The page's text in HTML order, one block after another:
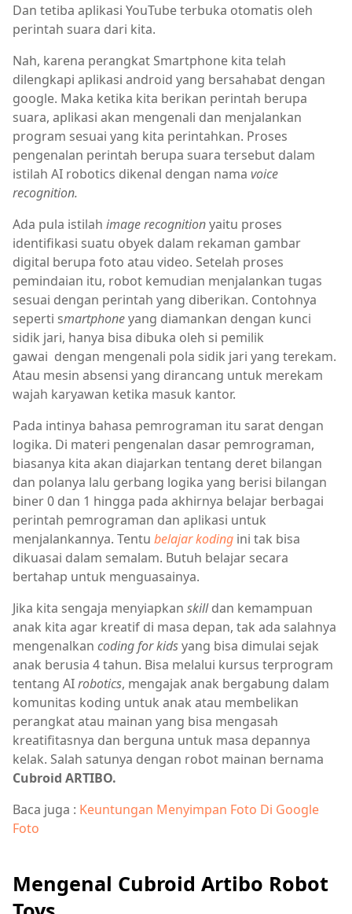
Dan tetiba aplikasi YouTube terbuka otomatis oleh
perintah suara dari kita.
Nah, karena perangkat Smartphone kita telah
dilengkapi aplikasi android yang bersahabat dengan
google. Maka ketika kita berikan perintah berupa
suara, aplikasi akan mengenali dan menjalankan
program sesuai yang kita perintahkan. Proses
pengenalan perintah berupa suara tersebut dalam
istilah AI robotics dikenal dengan nama voice
recognition.
Ada pula istilah image recognitionyaitu proses
identifikasi suatu obyek dalam rekaman gambar
digital berupa foto atau video. Setelah proses
pemindaian itu, robot kemudian menjalankan tugas
sesuai dengan perintah yang diberikan. Contohnya
seperti smartphoneyang diamankan dengan kunci
sidik jari, hanya bisa dibuka oleh si pemilik
gawai dengan mengenali pola sidik jari yang terekam.
Atau mesin absensi yang dirancang untuk merekam
wajah karyawan ketika masuk kantor.
Pada intinya bahasa pemrograman itu sarat dengan
logika. Di materi pengenalan dasar pemrograman,
biasanya kita akan diajarkan tentang deret bilangan
dan polanya lalu gerbang logika yang berisi bilangan
biner 0 dan 1 hingga pada akhirnya belajar berbagai
perintah pemrograman dan aplikasi untuk
menjalankannya. Tentu belajar koding ini tak bisa
dikuasai dalam semalam. Butuh belajar secara
bertahap untuk menguasainya.
Jika kita sengaja menyiapkan skilldan kemampuan
anak kita agar kreatif di masa depan, tak ada salahnya
mengenalkan coding for kidsyang bisa dimulai sejak
anak berusia 4 tahun. Bisa melalui kursus terprogram
tentang AIrobotics, mengajak anak bergabung dalam
komunitas koding untuk anak atau membelikan
perangkat atau mainan yang bisa mengasah
kreatifitasnya dan berguna untuk masa depannya
kelak. Salah satunya dengan robot mainan bernama
Cubroid ARTIBO.
Baca juga : Keuntungan Menyimpan Foto Di Google
Foto
Mengenal Cubroid Artibo Robot